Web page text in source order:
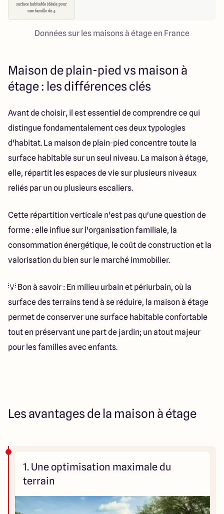
Données sur les maisons à étage en France
Maison de plain-pied vs maison à
étage : les différences clés
Avant de choisir, il est essentiel de comprendre ce qui
distingue fondamentalement ces deux typologies
d'habitat. La maison de plain-pied concentre toute la
surface habitable sur un seul niveau. La maison à étage,
elle, répartit les espaces de vie sur plusieurs niveaux
reliés par un ou plusieurs escaliers.
Cette répartition verticale n'est pas qu'une question de
forme : elle influe sur l'organisation familiale, la
consommation énergétique, le coût de construction et la
valorisation du bien sur le marché immobilier.
💡 Bon à savoir : En milieu urbain et périurbain, où la
surface des terrains tend à se réduire, la maison à étage
permet de conserver une surface habitable confortable
tout en préservant une part de jardin; un atout majeur
pour les familles avec enfants.
Les avantages de la maison à étage
1. Une optimisation maximale du
terrain